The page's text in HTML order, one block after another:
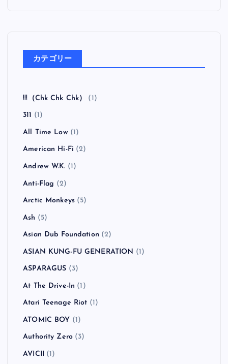
カテゴリー
!!!（Chk Chk Chk） (1)
311 (1)
All Time Low(1)
American Hi-Fi (2)
Andrew W.K. (1)
Anti-Flag (2)
Arctic Monkeys (5)
Ash (5)
Asian Dub Foundation (2)
ASIAN KUNG-FU GENERATION (1)
ASPARAGUS (3)
At The Drive-In (1)
Atari Teenage Riot (1)
ATOMIC BOY (1)
Authority Zero (3)
AVICII (1)